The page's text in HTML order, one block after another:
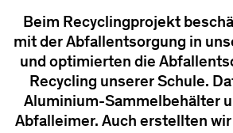
Beim Recyclingprojekt
mit der Abfallentsorgung in
und optimierten die
Recycling unserer Schule.
Aluminium-Sammelbehälter
Abfalleimer. Auch erstellten